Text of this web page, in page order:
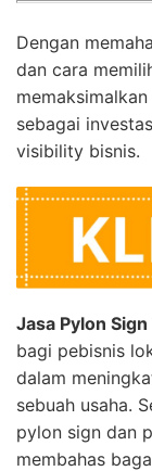
Dengan
dan cara
sebagai
visibility bisnis.
Jasa Pylon
bagi pebisnis
dalam
sebuah usaha.
pylon sign dan
membahas